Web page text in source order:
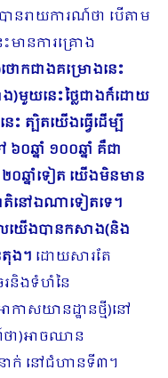
នរាយការណ៍ថា បើតាម
ានការគ្រោង
ថោកជាងគម្រោងនេះ
)មួយនេះថ្លៃជាងក៏ដោយ
ត្បិតយើង​ធ្វើដើម្បី
០ឆ្នាំ ១០០ឆ្នាំ គឺជា
២០ឆ្នាំទៀត យើងមិនមាន
តិនៅឯណាទៀតទេ។
យើងបានកសាង(និង
ង។ ដោយសារតែ
រនិងទំហំនៃ
កាសយានដ្ឋានថ្មី)នៅ
ថា)អាចឈាន
ាក់ នៅជំហានទី៣។